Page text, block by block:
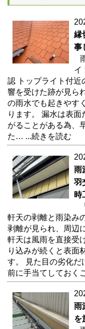
縁
事
イ
認 トップライト付近
響を受けた跡が見ら
の雨水でも起きやす
ります。 漏水は表
がることがある為、
た… ...続きを読む
雨
羽
時
軒天の剥離と雨染み
剥離が見られ、周辺
軒天は風雨を直接受
り込みが続くと表面
す。 見た目の劣化だ
前に手当てしておく
雨
を